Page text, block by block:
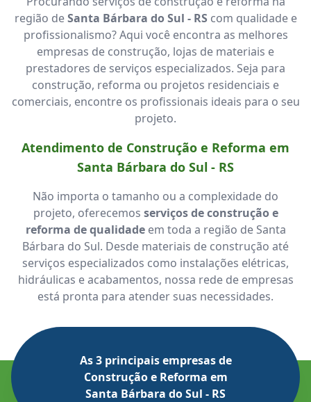
região deSanta Bárbara do Sul - RS com qualidade e
profissionalismo? Aqui você encontra as melhores
empresas de construção, lojas de materiais e
prestadores de serviços especializados. Seja para
construção, reforma ou projetos residenciais e
comerciais, encontre os profissionais ideais para o seu
projeto.
Atendimento de Construção e Reforma em
Santa Bárbara do Sul - RS
Não importa o tamanho ou a complexidade do
projeto, oferecemos serviços de construção e
reforma de qualidadeem toda a região de Santa
Bárbara do Sul. Desde materiais de construção até
serviços especializados como instalações elétricas,
hidráulicas e acabamentos, nossa rede de empresas
está pronta para atender suas necessidades.
As 3 principais empresas de
Construção e Reforma em
Santa Bárbara do Sul - RS